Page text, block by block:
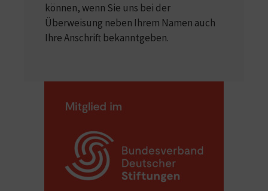
können, wenn Sie uns bei der
Überweisung neben Ihrem Namen auch
Ihre Anschrift bekanntgeben.